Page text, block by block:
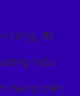
tảng, đa
hiệu
hàng trên